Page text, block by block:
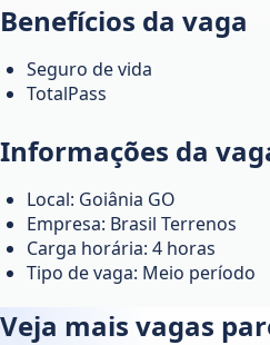
Benefícios da vaga
Seguro de vida
TotalPass
Informações da
Local: Goiânia GO
Empresa: Brasil Terrenos
Carga horária: 4 horas
Tipo de vaga: Meio período
Veja mais vagas